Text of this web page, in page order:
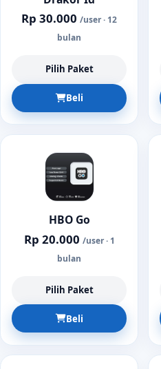
Rp 30.000/user · 12
bulan
Pilih Paket
Beli
HBO Go
Rp 20.000 /user · 1
bulan
Pilih Paket
Beli